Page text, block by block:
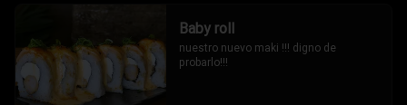
Baby roll
nuestro nuevo maki !!! digno de
probarlo!!!